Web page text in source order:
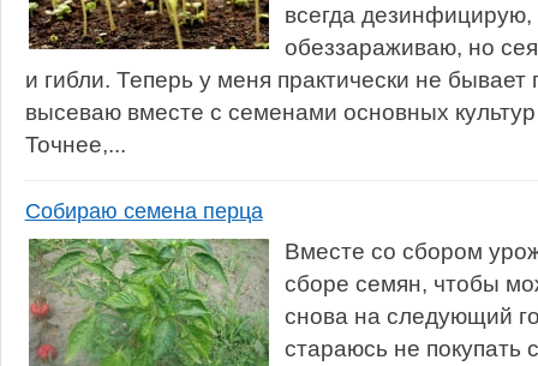
всегда
обеззараживаю, но
и гибли. Теперь у меня практически не бывает
высеваю вместе с семенами основных
Точнее,...
Собираю семена перца
Вместе со сбором
сборе семян, чтобы
снова на следующий
стараюсь не покупать